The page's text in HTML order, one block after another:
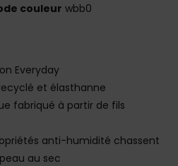
couleur wbb0
Everyday
et élasthanne
fabriqué à partir de fils
anti-humidité chassent
au sec